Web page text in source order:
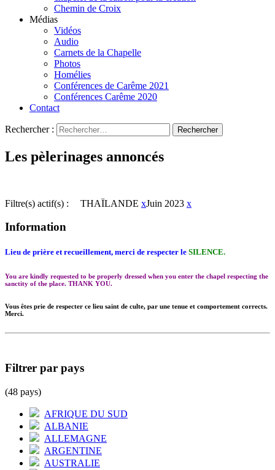
Chemin de Croix
Médias
Vidéos
Audio
Carnets de la Chapelle
Photos
Homélies
Conférences de Carême 2021
Conférences Carême 2020
Contact
Rechercher :
Les pèlerinages annoncés
Filtre(s) actif(s) : THAÏLANDE xJuin 2023 x
Information
Lieu de prière et recueillement, merci de respecter le SILENCE.
You are kindly requested to be properly dressed when you enter the chapel respecting the
sanctity of the place. THANK YOU.
Vous êtes prie de respecter ce lieu saint de culte, par une tenue et comportement corrects.
Merci.
Filtrer par pays
(48 pays)
AFRIQUE DU SUD
ALBANIE
ALLEMAGNE
ARGENTINE
AUSTRALIE